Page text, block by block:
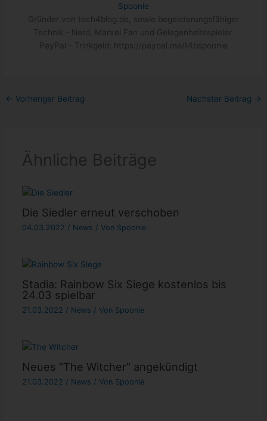
Spoonie
Gründer von tech4blog.de, sowie begeisterungsfähiger
Technik - Nerd, Marvel Fan und Gelegenheitsspieler.
PayPal - Trinkgeld: https://paypal.me/t4bspoonie
← Vorheriger Beitrag Nächster Beitrag →
Ähnliche Beiträge
Die Siedler erneut verschoben
04.03.2022 / News / Von Spoonie
Stadia: Rainbow Six Siege kostenlos bis
24.03 spielbar
21.03.2022 / News / Von Spoonie
Neues “The Witcher” angekündigt
21.03.2022 / News / Von Spoonie